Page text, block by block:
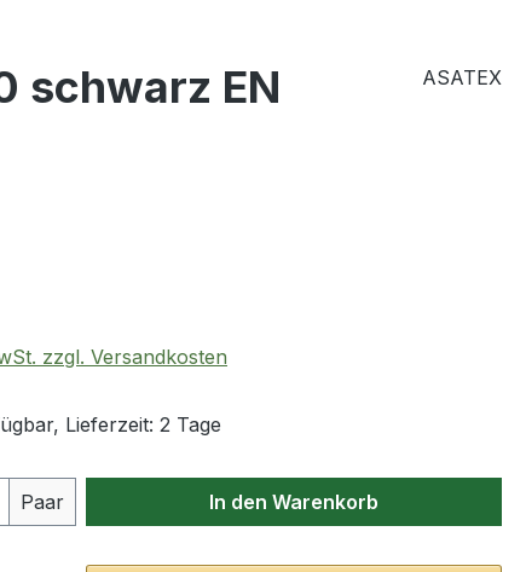
schwarz EN
ASATEX
zzgl. Versandkosten
Lieferzeit: 2 Tage
Gib den gewünschten Wert
Paar In den Warenkorb